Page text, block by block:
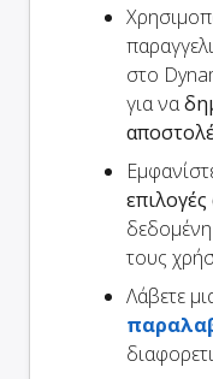
στο
για να
τους
Λάβετε